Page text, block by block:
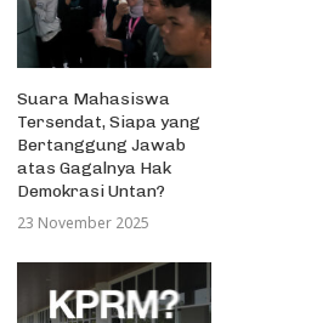
Suara Mahasiswa
Tersendat, Siapa yang
Bertanggung Jawab
atas Gagalnya Hak
Demokrasi Untan?
23 November 2025